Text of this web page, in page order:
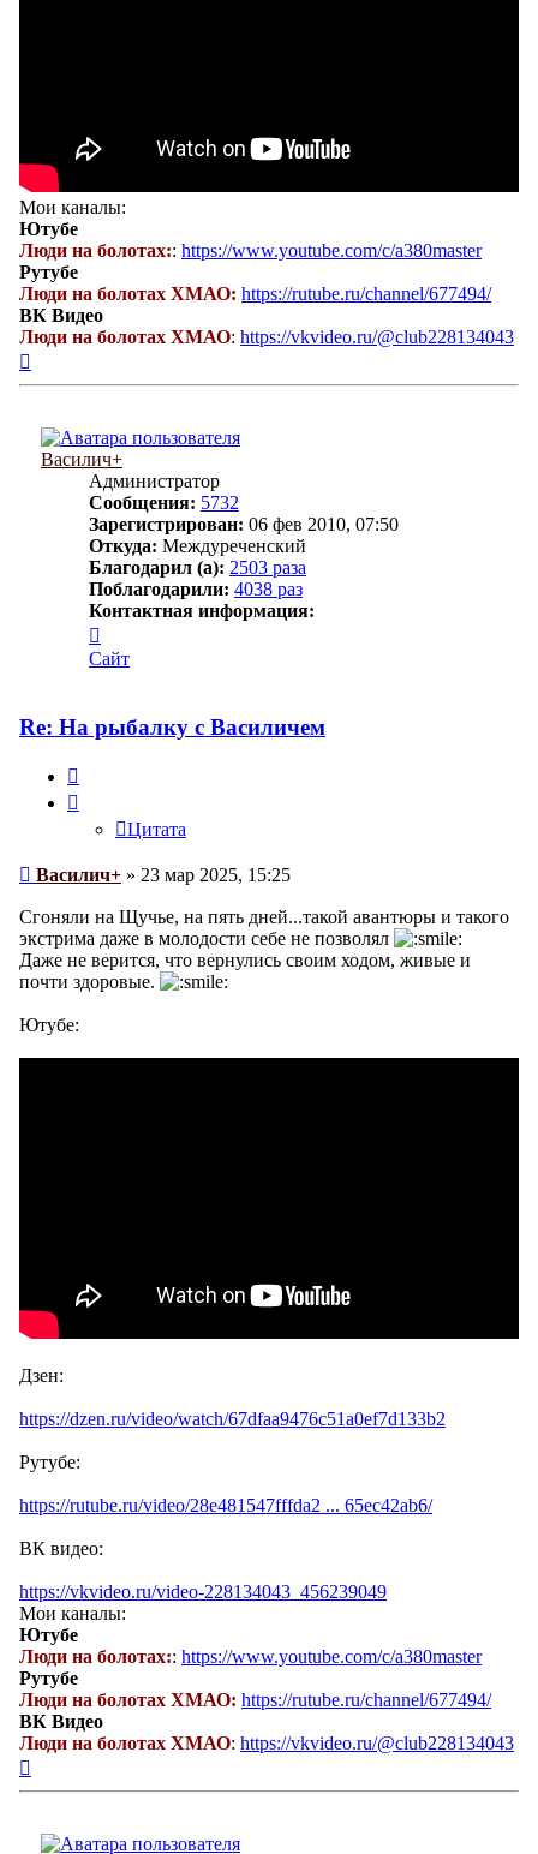
Мои каналы:
Ютубе
Люди на болотах:: https://www.youtube.com/c/a380master
Рутубе
Люди на болотах ХМАО: https://rutube.ru/channel/677494/
ВК Видео
Люди на болотах ХМАО: https://vkvideo.ru/@club228134043
Василич+
Администратор
Сообщения: 5732
Зарегистрирован: 06 фев 2010, 07:50
Откуда: Междуреченский
Благодарил (а): 2503 раза
Поблагодарили: 4038 раз
Контактная информация:
информация
пользователя
Сайт
Re: На рыбалку с Василичем
Цитата
Сообщение
Василич+ » 23 мар 2025, 15:25
Сгоняли на Щучье, на пять дней...такой авантюры и такого
экстрима даже в молодости себе не позволял
Даже не верится, что вернулись своим ходом, живые и
почти здоровые.
Ютубе:
Дзен:
https://dzen.ru/video/watch/67dfaa9476c51a0ef7d133b2
Рутубе:
https://rutube.ru/video/28e481547fffda2 ... 65ec42ab6/
ВК видео:
https://vkvideo.ru/video-228134043_456239049
Мои каналы:
Ютубе
Люди на болотах:: https://www.youtube.com/c/a380master
Рутубе
Люди на болотах ХМАО: https://rutube.ru/channel/677494/
ВК Видео
Люди на болотах ХМАО: https://vkvideo.ru/@club228134043